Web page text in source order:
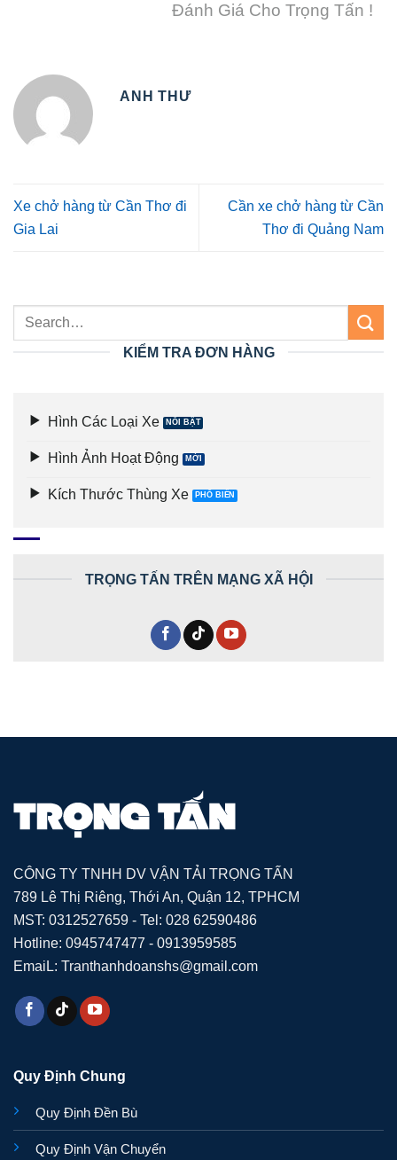
Đánh Giá Cho Trọng Tấn !
ANH THƯ
Xe chở hàng từ Cần Thơ đi
Gia Lai
Cần xe chở hàng từ Cần
Thơ đi Quảng Nam
KIỂM TRA ĐƠN HÀNG
Hình Các Loại Xe
Hình Ảnh Hoạt Động
Kích Thước Thùng Xe
TRỌNG TẤN TRÊN MẠNG XÃ HỘI
CÔNG TY TNHH DV VẬN TẢI TRỌNG TẤN
789 Lê Thị Riêng, Thới An, Quận 12, TPHCM
MST: 0312527659 - Tel: 028 62590486
Hotline: 0945747477 - 0913959585
EmaiL: Tranthanhdoanshs@gmail.com
Quy Định Chung
Quy Định Đền Bù
Quy Định Vận Chuyển